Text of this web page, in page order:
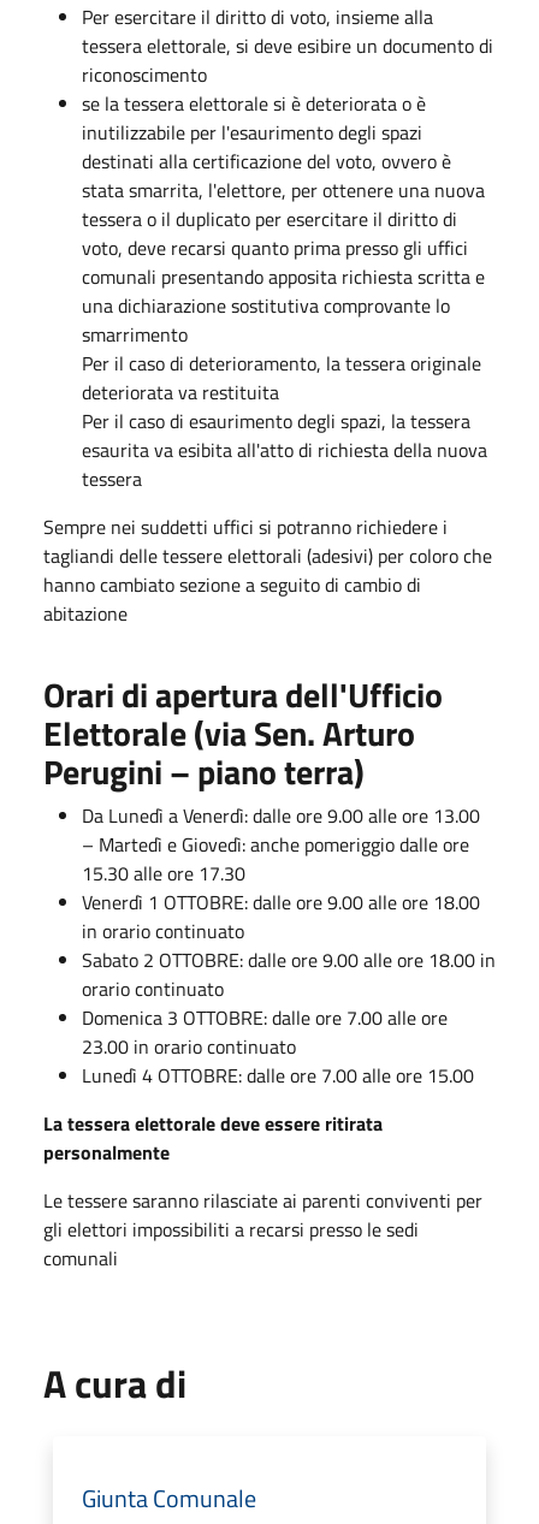
Per esercitare il diritto di voto, insieme alla
tessera elettorale, si deve esibire un documento di
riconoscimento
se la tessera elettorale si èdeterioratao è
inutilizzabile per l'esaurimento degli spazi
destinati allacertificazione del voto, ovvero è
statasmarrita, l'elettore, per ottenere una nuova
tessera o il duplicato per esercitare il diritto di
voto, deve recarsi quanto prima presso gli uffici
comunali presentando apposita richiesta scritta e
una dichiarazione sostitutiva comprovante lo
smarrimento
Per il caso di deterioramento, la tessera originale
deteriorata va restituita
Per il caso di esaurimento degli spazi, la tessera
esaurita va esibita all'atto di richiesta della nuova
tessera
Sempre nei suddetti uffici si potranno richiedere i
tagliandi delle tessere elettorali (adesivi) percoloro che
hanno cambiato sezione a seguito di cambio di
abitazione
Orari di apertura dell'Ufficio
Elettorale(via Sen. Arturo
Perugini – piano terra)
Da Lunedì a Venerdì: dalle ore 9.00 alle ore 13.00
– Martedì e Giovedì: anche pomeriggio dalle ore
15.30 alle ore 17.30
Venerdì 1 OTTOBRE:dalle ore 9.00 alle ore 18.00
in orario continuato
Sabato 2 OTTOBRE:dalle ore 9.00 alle ore 18.00 in
orario continuato
Domenica 3 OTTOBRE:dalle ore 7.00 alle ore
23.00 in orario continuato
Lunedì 4 OTTOBRE:dalle ore 7.00 alle ore 15.00
La tessera elettorale deve essere ritirata
personalmente
Le tessere saranno rilasciate ai parenti conviventi per
gli elettori impossibiliti a recarsi presso le sedi
comunali
A cura di
Giunta Comunale